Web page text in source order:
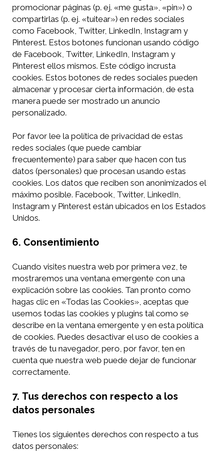
promocionar páginas (p. ej. «me gusta», «pin») o
compartirlas (p. ej. «tuitear») en redes sociales
como Facebook, Twitter, LinkedIn, Instagram y
Pinterest. Estos botones funcionan usando código
de Facebook, Twitter, LinkedIn, Instagram y
Pinterest ellos mismos. Este código incrusta
cookies. Estos botones de redes sociales pueden
almacenar y procesar cierta información, de esta
manera puede ser mostrado un anuncio
personalizado.
Por favor lee la política de privacidad de estas
redes sociales (que puede cambiar
frecuentemente) para saber que hacen con tus
datos (personales) que procesan usando estas
cookies. Los datos que reciben son anonimizados el
máximo posible. Facebook, Twitter, LinkedIn,
Instagram y Pinterest están ubicados en los Estados
Unidos.
6. Consentimiento
Cuando visites nuestra web por primera vez, te
mostraremos una ventana emergente con una
explicación sobre las cookies. Tan pronto como
hagas clic en «Todas las Cookies», aceptas que
usemos todas las cookies y plugins tal como se
describe en la ventana emergente y en esta política
de cookies. Puedes desactivar el uso de cookies a
través de tu navegador, pero, por favor, ten en
cuenta que nuestra web puede dejar de funcionar
correctamente.
7. Tus derechos con respecto a los
datos personales
Tienes los siguientes derechos con respecto a tus
datos personales: